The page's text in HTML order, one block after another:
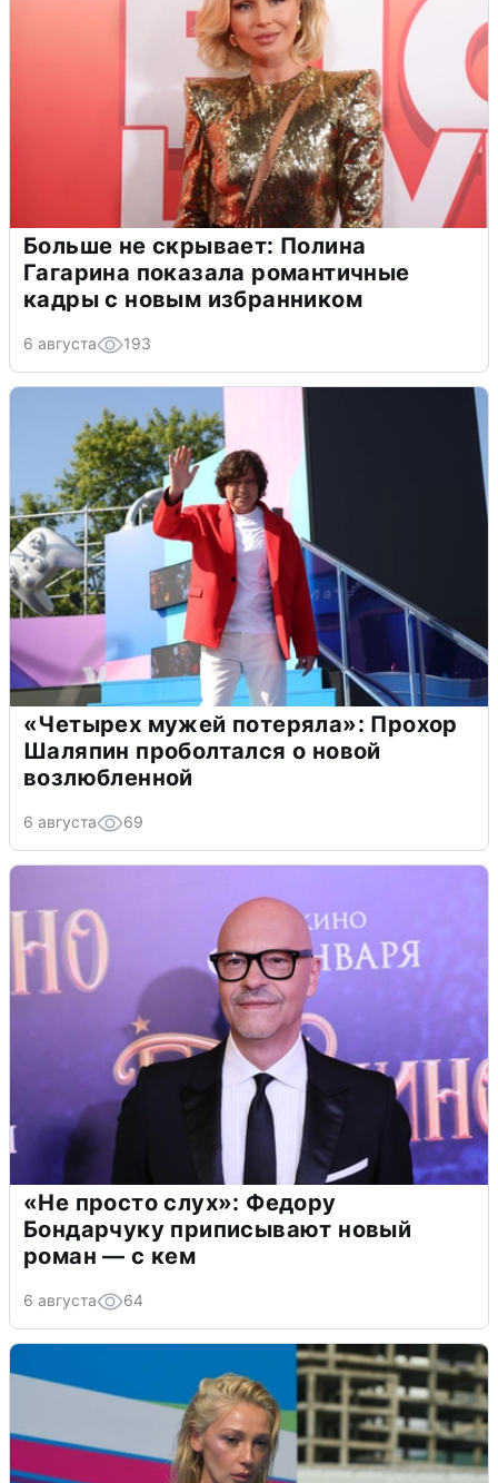
Больше не скрывает: Полина
Гагарина показала романтичные
кадры с новым избранником
6 августа 193
«Четырех мужей потеряла»: Прохор
Шаляпин проболтался о новой
возлюбленной
6 августа 69
«Не просто слух»: Федору
Бондарчуку приписывают новый
роман — с кем
6 августа 64